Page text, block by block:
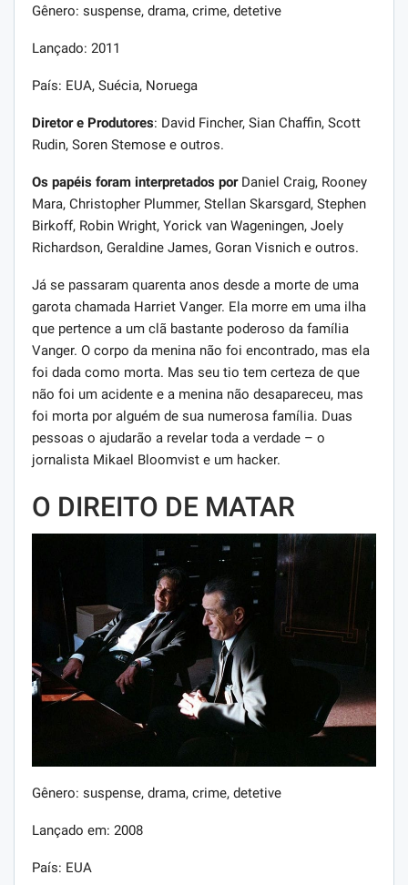
Gênero: suspense, drama, crime, detetive
Lançado: 2011
País: EUA, Suécia, Noruega
Diretor e Produtores: David Fincher, Sian Chaffin, Scott
Rudin, Soren Stemose e outros.
Os papéis foram interpretados porDaniel Craig, Rooney
Mara, Christopher Plummer, Stellan Skarsgard, Stephen
Birkoff, Robin Wright, Yorick van Wageningen, Joely
Richardson, Geraldine James, Goran Visnich e outros.
Já se passaram quarenta anos desde a morte de uma
garota chamada Harriet Vanger. Ela morre em uma ilha
que pertence a um clã bastante poderoso da família
Vanger. O corpo da menina não foi encontrado, mas ela
foi dada como morta. Mas seu tio tem certeza de que
não foi um acidente e a menina não desapareceu, mas
foi morta por alguém de sua numerosa família. Duas
pessoas o ajudarão a revelar toda a verdade – o
jornalista Mikael Bloomvist e um hacker.
O DIREITO DE MATAR
Gênero: suspense, drama, crime, detetive
Lançado em: 2008
País: EUA